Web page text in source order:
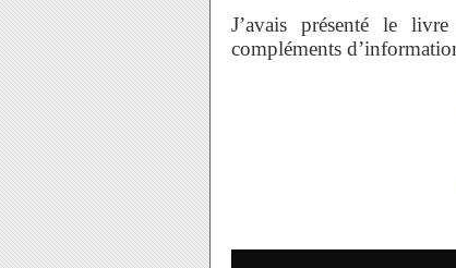
J’avais présenté le
compléments